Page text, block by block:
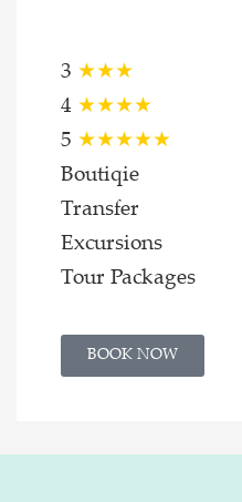
3 ★★★
4 ★★★★
5 ★★★★★
Boutiqie
Transfer
Excursions
Tour Packages
BOOK NOW